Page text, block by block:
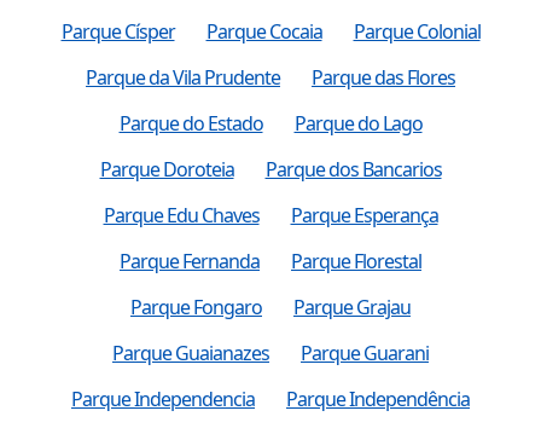
Parque Císper
Parque Cocaia
Parque Colonial
Parque da Vila Prudente
Parque das Flores
Parque do Estado
Parque do Lago
Parque Doroteia
Parque dos Bancarios
Parque Edu Chaves
Parque Esperança
Parque Fernanda
Parque Florestal
Parque Fongaro
Parque Grajau
Parque Guaianazes
Parque Guarani
Parque Independencia
Parque Independência